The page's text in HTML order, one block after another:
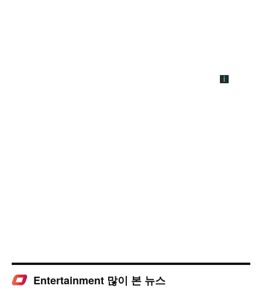
Entertainment 많이 본 뉴스